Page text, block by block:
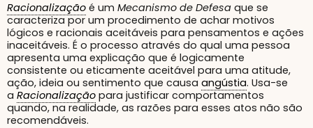
Racionalização é um Mecanismo de Defesa que se
caracteriza por um procedimento de achar motivos
lógicos e racionais aceitáveis para pensamentos e ações
inaceitáveis. É o processo através do qual uma pessoa
apresenta uma explicação que é logicamente
consistente ou eticamente aceitável para uma atitude,
ação, ideia ou sentimento que causa angústia. Usa-se
a Racionalização para justificar comportamentos
quando, na realidade, as razões para esses atos não são
recomendáveis.